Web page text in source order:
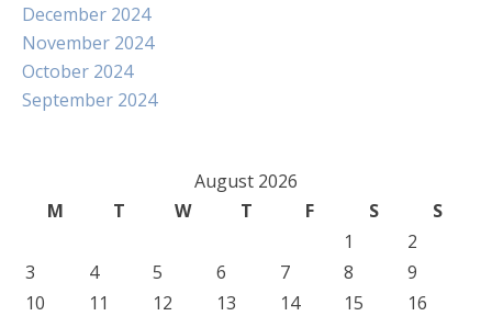
December 2024
November 2024
October 2024
September 2024
August 2026
M
T W T F S
S
1
2
3
4 5 6 7 8
9
10
11 12 13 14 15
16